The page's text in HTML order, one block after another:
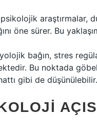
araştırmalar,
öne sürer. Bu
bağın, stres
Bu noktada
gibi de düşünülebilir.